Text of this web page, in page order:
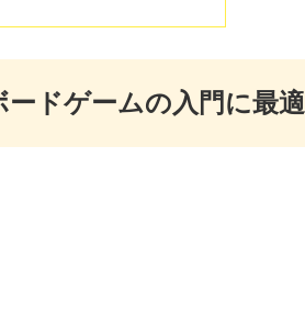
ドゲームの入門に最適